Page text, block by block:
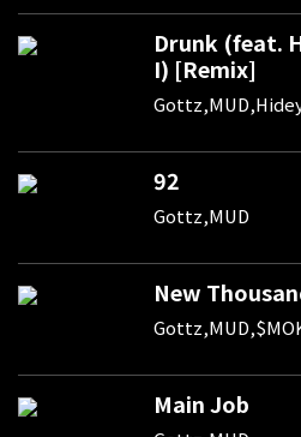
Drunk (feat.
I) [Remix]
92
Gottz,MUD
New
Main Job